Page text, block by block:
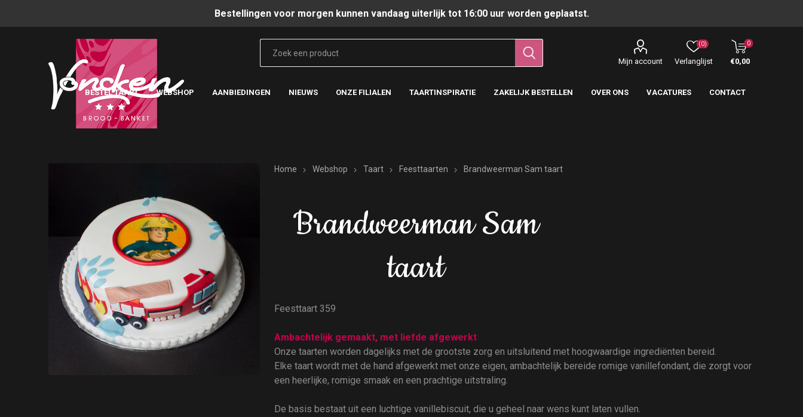
Bestellingen voor morgen kunnen vandaag uiterlijk tot 16:00 uur worden geplaatst.
Mijn account Verlanglijst
(0) 0
€0,00
BESTEL TAART WEBSHOP AANBIEDINGEN NIEUWS ONZE FILIALEN TAARTINSPIRATIE ZAKELIJK BESTELLEN OVER ONS VACATURES CONTACT
Home Webshop Taart Feesttaarten Brandweerman Sam taart
Brandweerman Sam
taart
Feesttaart 359
Ambachtelijk gemaakt, met liefde afgewerkt
Onze taarten worden dagelijks met de grootste zorg en uitsluitend met hoogwaardige ingrediënten bereid.
Elke taart wordt met de hand afgewerkt met onze eigen, ambachtelijk bereide romige vanillefondant, die zorgt voor
een heerlijke, romige smaak en een prachtige uitstraling.
De basis bestaat uit een luchtige vanillebiscuit, die u geheel naar wens kunt laten vullen.